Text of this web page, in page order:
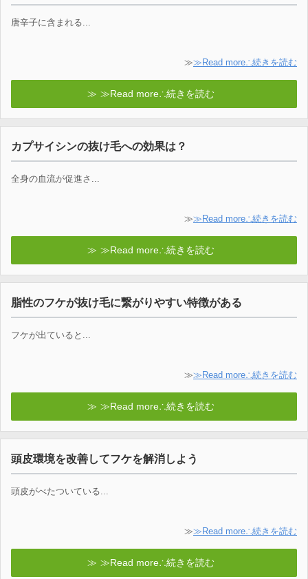
唐辛子に含まれる...
≫≫Read more∴続きを読む
≫Read more∴続きを読む
カプサイシンの抜け毛への効果は？
全身の血流が促進さ...
≫≫Read more∴続きを読む
≫Read more∴続きを読む
脂性のフケが抜け毛に繋がりやすい特徴がある
フケが出ていると...
≫≫Read more∴続きを読む
≫Read more∴続きを読む
頭皮環境を改善してフケを解消しよう
頭皮がべたついている...
≫≫Read more∴続きを読む
≫Read more∴続きを読む